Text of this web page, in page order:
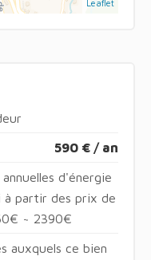
Leaflet
590 € / an
d'énergie
à partir des prix de
~ 2390€
auxquels ce bien